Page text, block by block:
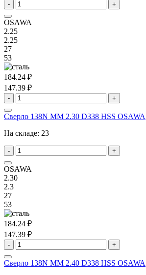
- +
OSAWA
2.25
2.25
27
53
184.24 ₽
147.39 ₽
- +
Сверло 138N MM 2.30 D338 HSS OSAWA
На складе: 23
- +
OSAWA
2.30
2.3
27
53
184.24 ₽
147.39 ₽
- +
Сверло 138N MM 2.40 D338 HSS OSAWA